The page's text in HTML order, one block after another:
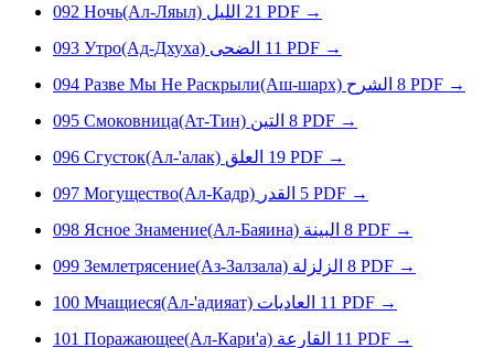
092 Ночь(Ал-Ляыл) الليل 21 PDF →
093 Утро(Ад-Дхуха) الضحى 11 PDF →
094 Разве Мы Не Раскрыли(Аш-шарх) الشرح 8 PDF →
095 Смоковница(Ат-Тин) التين 8 PDF →
096 Сгусток(Ал-'алак) العلق 19 PDF →
097 Могущество(Ал-Кадр) القدر 5 PDF →
098 Ясное Знамение(Ал-Баяина) البينة 8 PDF →
099 Землетрясение(Аз-Залзала) الزلزلة 8 PDF →
100 Мчащиеся(Ал-'адияат) العاديات 11 PDF →
101 Поражающее(Ал-Кари'а) القارعة 11 PDF →